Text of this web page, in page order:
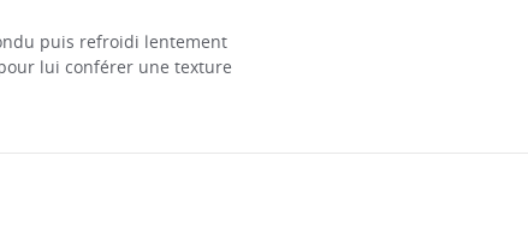
puis refroidi lentement
lui conférer une texture